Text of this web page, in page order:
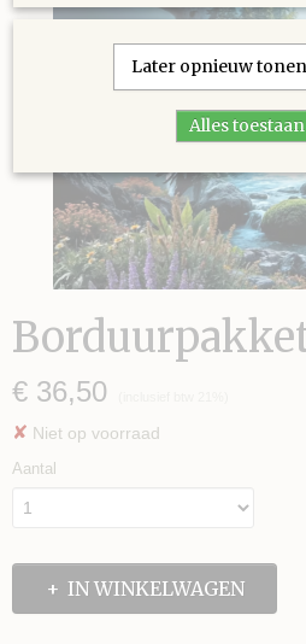
€ 36,50
✘ Niet op voorraad
Aantal
IN WINKELWAGEN
Later opnieuw tonen
Alles toestaan